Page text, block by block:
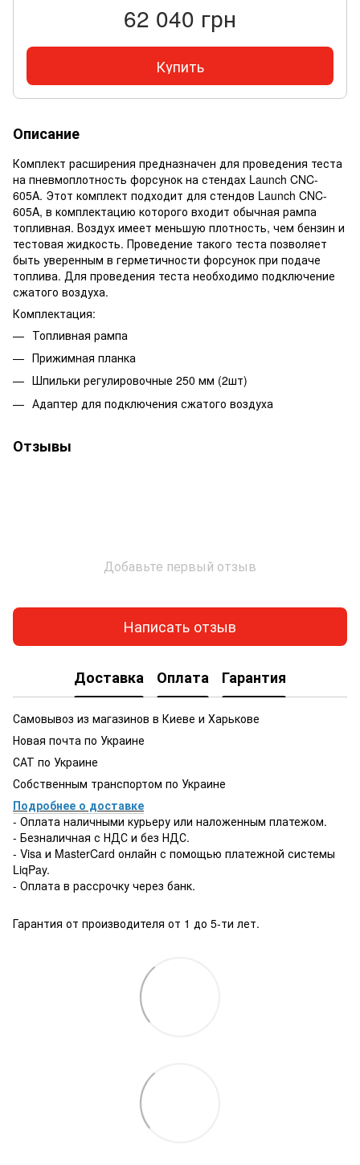
62 040 грн
Купить
Описание
Комплект расширения предназначен для проведения теста
на пневмоплотность форсунок на стендах Launch CNC-
605A. Этот комплект подходит для стендов Launch CNC-
605A, в комплектацию которого входит обычная рампа
топливная. Воздух имеет меньшую плотность, чем бензин и
тестовая жидкость. Проведение такого теста позволяет
быть уверенным в герметичности форсунок при подаче
топлива. Для проведения теста необходимо подключение
сжатого воздуха.
Комплектация:
Топливная рампа
Прижимная планка
Шпильки регулировочные 250 мм (2шт)
Адаптер для подключения сжатого воздуха
Отзывы
Добавьте первый отзыв
Написать отзыв
Доставка Оплата Гарантия
Самовывоз из магазинов в Киеве и Харькове
Новая почта по Украине
САТ по Украине
Собственным транспортом по Украине
Подробнее о доставке
- Оплата наличными курьеру или наложенным платежом.
- Безналичная с НДС и без НДС.
- Visa и MasterCard онлайн с помощью платежной системы
LiqPay.
- Оплата в рассрочку через банк.
Гарантия от производителя от 1 до 5-ти лет.